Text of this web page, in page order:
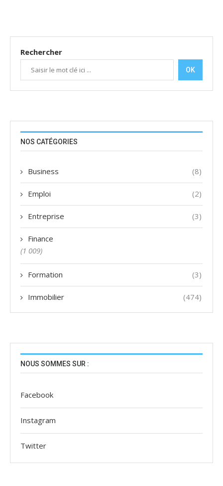
Rechercher
OK
NOS CATÉGORIES
Business (8)
Emploi (2)
Entreprise (3)
Finance
(1 009)
Formation (3)
Immobilier (474)
NOUS SOMMES SUR :
Facebook
Instagram
Twitter